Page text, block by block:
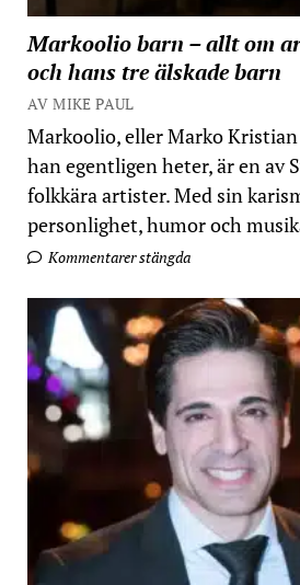
Markoolio barn – allt om
och hans tre älskade barn
AV MIKE PAUL
Markoolio, eller Marko
han egentligen heter, är en av
folkkära artister. Med sin
personlighet, humor och
Kommentarer stängda